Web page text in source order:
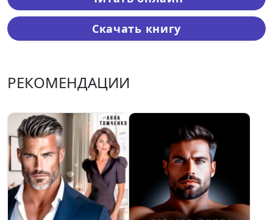
Скачать книгу
РЕКОМЕНДАЦИИ